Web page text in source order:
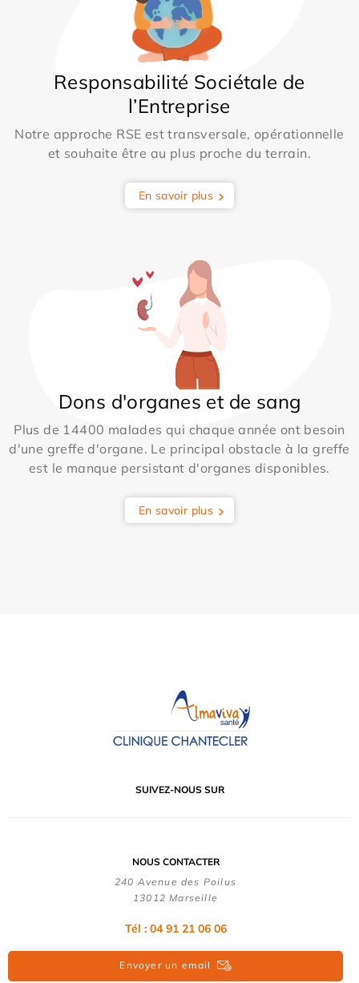
Responsabilité Sociétale de
l’Entreprise
Notre approche RSE est transversale, opérationnelle
et souhaite être au plus proche du terrain.
En savoir plus
Dons d'organes et de sang
Plus de 14400 malades qui chaque année ont besoin
d'une greffe d'organe. Le principal obstacle à la greffe
est le manque persistant d'organes disponibles.
En savoir plus
SUIVEZ-NOUS SUR
NOUS CONTACTER
240 Avenue des Poilus
13012 Marseille
Tél : 04 91 21 06 06
Envoyer un email